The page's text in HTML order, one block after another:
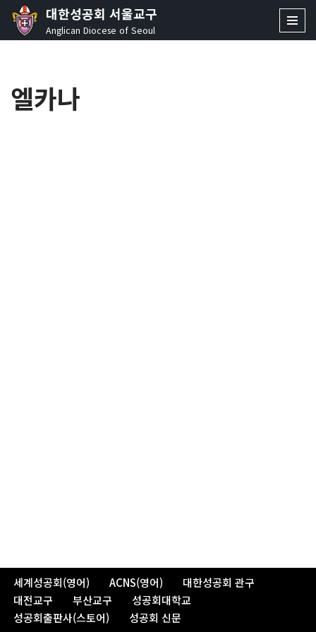
콘
로
건
대한성공회 서울교구
Anglican Diocese of Seoul
엘카나
세계성공회(영어) ACNS(영어)
대한성공회 관구
대전교구
부산교구
성공회대학교
성공회출판사(스토어)
성공회 신문